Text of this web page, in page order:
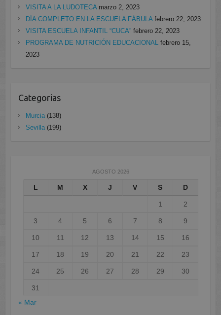
VISITA A LA LUDOTECA marzo 2, 2023
DÍA COMPLETO EN LA ESCUELA FÁBULA febrero 22, 2023
VISITA ESCUELA INFANTIL “CUCA” febrero 22, 2023
PROGRAMA DE NUTRICIÓN EDUCACIONAL febrero 15,
2023
Categorias
Murcia(138)
Sevilla(199)
AGOSTO 2026
L M X J V S D
1 2
3 4 5 6 7 8 9
10 11 12 13 14 15 16
17 18 19 20 21 22 23
24 25 26 27 28 29 30
31
« Mar